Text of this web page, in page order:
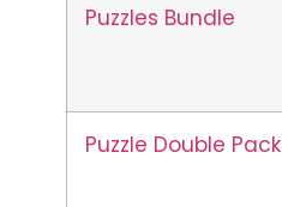
Puzzles Bundle
Puzzle Double Pack